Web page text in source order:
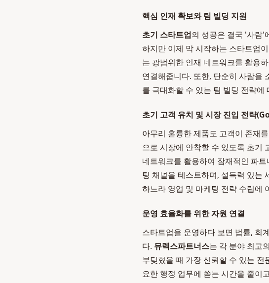
핵심 인재 확보와 팀 빌딩 지원
초기 스타트업의 성공은 결국 '사람'
하지만 이제 막 시작하는 스타트업
는 광범위한 인재 네트워크를 활용
연결해줍니다. 또한, 단순히 사람을
를 극대화할 수 있는 팀 빌딩 전략
초기 고객 유치 및 시장 진입 전략
아무리 훌륭한 제품도 고객이 존재
으로 시장에 안착할 수 있도록 초기
네트워크를 활용하여 잠재적인 파
팅 채널을 테스트하며, 설득력 있는
하느라 영업 및 마케팅 전략 수립에
운영 효율화를 위한 자원 연결
스타트업을 운영하다 보면 법률, 회
다. 뮤렉스파트너스는 각 분야 최고
부딪혔을 때 가장 신뢰할 수 있는
요한 행정 업무에 쏟는 시간을 줄이